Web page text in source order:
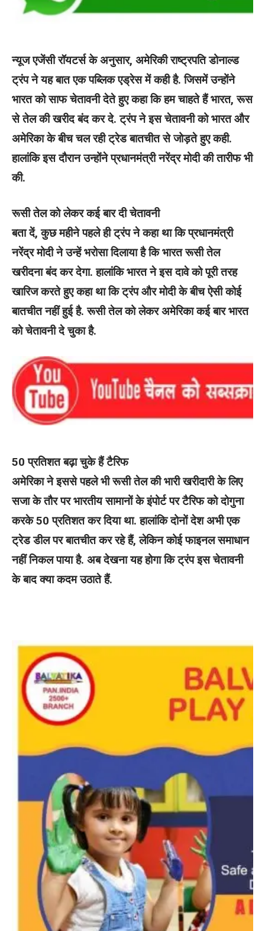
न्यूज एजेंसी रॉयटर्स के अनुसार, अमेरिकी राष्ट्रपति डोनाल्ड
ट्रंप ने यह बात एक पब्लिक एड्रेस में कही है. जिसमें उन्होंने
भारत को साफ चेतावनी देते हुए कहा कि हम चाहते हैं भारत, रूस
से तेल की खरीद बंद कर दे. ट्रंप ने इस चेतावनी को भारत और
अमेरिका के बीच चल रही ट्रेड बातचीत से जोड़ते हुए कही.
हालांकि इस दौरान उन्होंने प्रधानमंत्री नरेंद्र मोदी की तारीफ भी
की.
रूसी तेल को लेकर कई बार दी चेतावनी
बता दें, कुछ महीने पहले ही ट्रंप ने कहा था कि प्रधानमंत्री
नरेंद्र मोदी ने उन्हें भरोसा दिलाया है कि भारत रूसी तेल
खरीदना बंद कर देगा. हालांकि भारत ने इस दावे को पूरी तरह
खारिज करते हुए कहा था कि ट्रंप और मोदी के बीच ऐसी कोई
बातचीत नहीं हुई है. रूसी तेल को लेकर अमेरिका कई बार भारत
को चेतावनी दे चुका है.
50 प्रतिशत बढ़ा चुके हैं टैरिफ
अमेरिका ने इससे पहले भी रूसी तेल की भारी खरीदारी के लिए
सजा के तौर पर भारतीय सामानों के इंपोर्ट पर टैरिफ को दोगुना
करके 50 प्रतिशत कर दिया था. हालांकि दोनों देश अभी एक
ट्रेड डील पर बातचीत कर रहे हैं, लेकिन कोई फाइनल समाधान
नहीं निकल पाया है. अब देखना यह होगा कि ट्रंप इस चेतावनी
के बाद क्या कदम उठाते हैं.